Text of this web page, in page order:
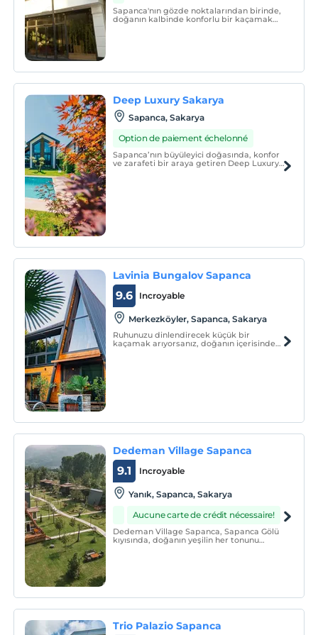
Sapanca'nın gözde noktalarından birinde,
doğanın kalbinde konforlu bir kaçamak
Deep Luxury Sakarya
Sapanca, Sakarya
Option de paiement échelonné
Sapanca’nın büyüleyici doğasında, konfor
ve zarafeti bir araya getiren Deep Luxury
Lavinia Bungalov Sapanca
Incroyable
9.6
Merkezköyler, Sapanca, Sakarya
Ruhunuzu dinlendirecek küçük bir
kaçamak arıyorsanız, doğanın içerisinde
Dedeman Village Sapanca
Incroyable
9.1
Yanık, Sapanca, Sakarya
Aucune carte de crédit nécessaire!
Dedeman Village Sapanca, Sapanca Gölü
kıyısında, doğanın yeşilin her tonunu
Trio Palazio Sapanca